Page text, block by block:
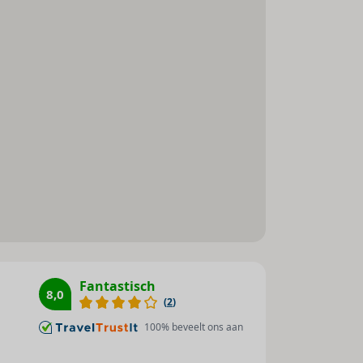
Preventieschermen
Afstandsregels
Verscherpte
8,0 Fantastisch
(2)
100% beveelt ons aan